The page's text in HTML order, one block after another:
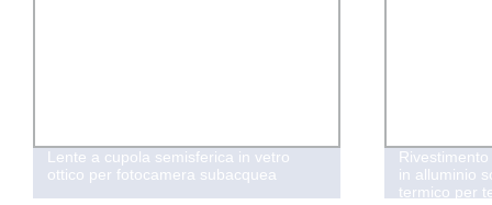
Lente a cupola semisferica in vetro
ottico per fotocamera subacquea
in alluminio
termico per